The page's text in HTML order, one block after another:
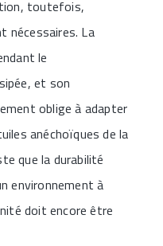
toutefois,
nécessaires. La
le
et son
oblige à adapter
anéchoïques de la
que la durabilité
environnement à
doit encore être